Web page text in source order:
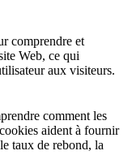
comprendre et
Web, ce qui
aux visiteurs.
comment les
aident à fournir
taux de rebond, la